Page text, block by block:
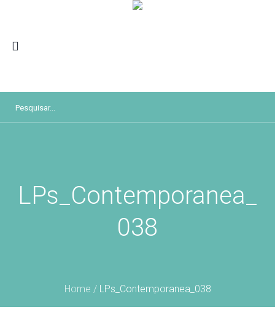
LPs_Contemporanea_
038
Home / LPs_Contemporanea_038